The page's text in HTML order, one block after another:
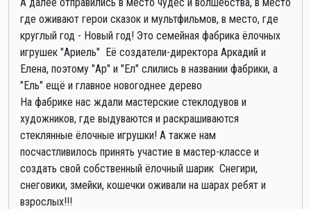
где оживают герои сказок и мультфильмов, в место, где
круглый год - Новый год! Это семейная фабрика ёлочных
игрушек "Ариель" Её создатели-директора Аркадий и
Елена, поэтому "Ар" и "Ел" слились в названии фабрики, а
"Ель" ещё и главное новогоднее дерево
На фабрике нас ждали мастерские стеклодувов и
художников, где выдуваются и раскрашиваются
стеклянные ёлочные игрушки! А также нам
посчастливилось принять участие в мастер-классе и
создать свой собственный ёлочный шарик Снегири,
снеговики, змейки, кошечки оживали на шарах ребят и
взрослых!!!